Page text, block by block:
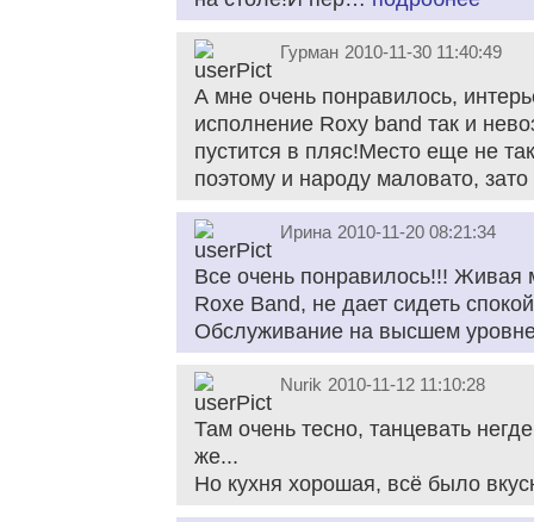
Гурман 2010-11-30 11:40:49
А мне очень понравилось,
исполнение Roxy band так и
пустится в пляс!Место еще не
поэтому и народу маловато,
Ирина 2010-11-20 08:21:34
Все очень понравилось!!! Живая
Roxe Band, не дает сидеть
Обслуживание на высшем
Nurik 2010-11-12 11:10:28
Там очень тесно, танцевать
же...
Но кухня хорошая, всё было